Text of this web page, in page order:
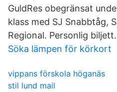
GuldRes obegränsat
klass med SJ Snabbtåg,
Regional. Personlig biljett.
Söka lämpen för körkort
vippans förskola höganäs
stil lund mail